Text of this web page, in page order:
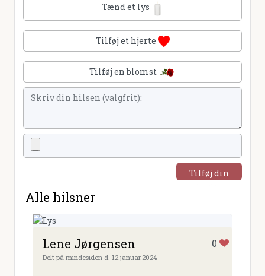
Tænd et lys
Tilføj et hjerte
Tilføj en blomst
Tilføj din
Alle hilsner
Lene Jørgensen 0
Delt på mindesiden d. 12.januar.2024